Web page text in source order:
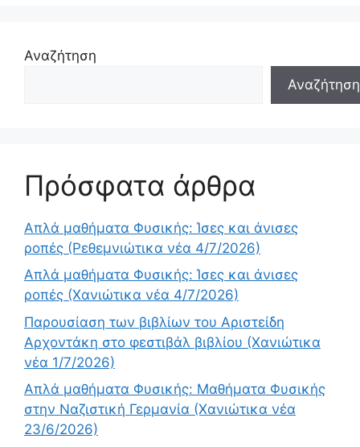
Αναζήτηση
Αναζήτηση
Πρόσφατα άρθρα
Απλά μαθήματα Φυσικής: Ίσες και άνισες
ροπές (Ρεθεμνιώτικα νέα 4/7/2026)
Απλά μαθήματα Φυσικής: Ίσες και άνισες
ροπές (Χανιώτικα νέα 4/7/2026)
Παρουσίαση των βιβλίων του Αριστείδη
Αρχοντάκη στο φεστιβάλ βιβλίου (Χανιώτικα
νέα 1/7/2026)
Απλά μαθήματα Φυσικής: Μαθήματα Φυσικής
στην Ναζιστική Γερμανία (Χανιώτικα νέα
23/6/2026)